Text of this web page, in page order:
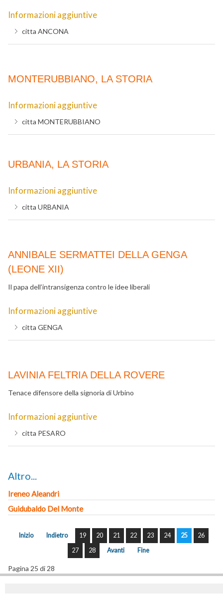
Informazioni aggiuntive
citta ANCONA
MONTERUBBIANO, LA STORIA
Informazioni aggiuntive
citta MONTERUBBIANO
URBANIA, LA STORIA
Informazioni aggiuntive
citta URBANIA
ANNIBALE SERMATTEI DELLA GENGA
(LEONE XII)
Il papa dell’intransigenza contro le idee liberali
Informazioni aggiuntive
citta GENGA
LAVINIA FELTRIA DELLA ROVERE
Tenace difensore della signoria di Urbino
Informazioni aggiuntive
citta PESARO
Altro...
Ireneo Aleandri
Guidubaldo Del Monte
Inizio Indietro 19 20 21 22 23 24 25
26
27
28 Avanti Fine
Pagina 25 di 28